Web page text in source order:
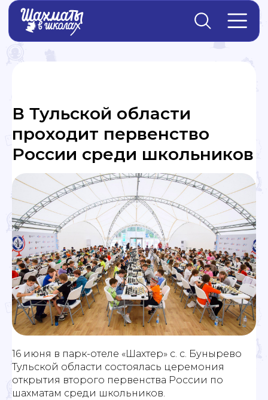
В Тульской области
проходит первенство
России среди школьников
16 июня в парк-отеле «Шахтер» с. с. Бунырево
Тульской области состоялась церемония
открытия второго первенства России по
шахматам среди школьников.